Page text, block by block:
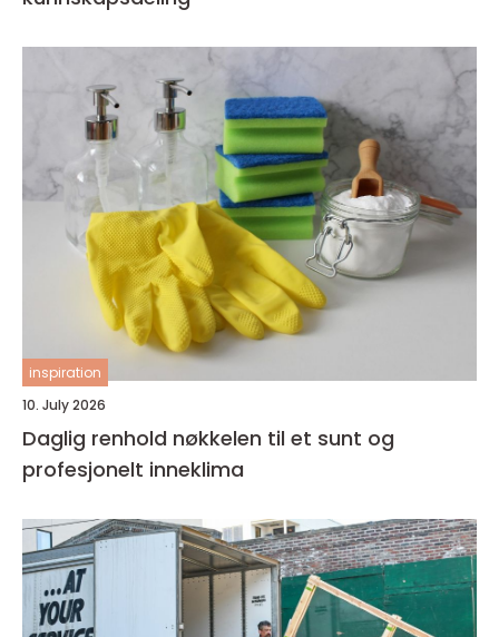
inspiration
10. July 2026
Daglig renhold nøkkelen til et sunt og
profesjonelt inneklima